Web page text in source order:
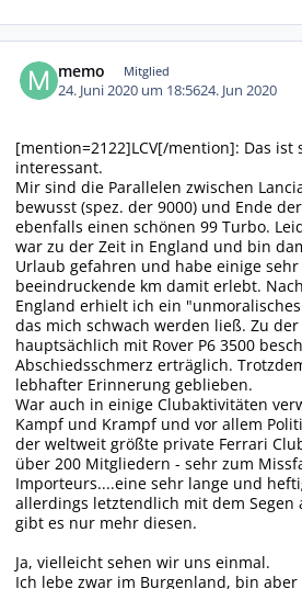
memo Mitglied
24. Juni 2020 um 18:5624. Jun 2020
[mention=2122]LCV[/mention]: Das
interessant.
Mir sind die Parallelen zwischen
bewusst (spez. der 9000) und Ende
ebenfalls einen schönen 99 Turbo.
war zu der Zeit in England und bin
Urlaub gefahren und habe einige
beeindruckende km damit erlebt.
England erhielt ich ein
das mich schwach werden ließ. Zu
hauptsächlich mit Rover P6 3500
Abschiedsschmerz erträglich.
lebhafter Erinnerung geblieben.
War auch in einige Clubaktivitäten
Kampf und Krampf und vor allem
der weltweit größte private Ferrari
über 200 Mitgliedern - sehr zum
Importeurs....eine sehr lange und
allerdings letztendlich mit dem Segen
gibt es nur mehr diesen.
Ja, vielleicht sehen wir uns einmal.
Ich lebe zwar im Burgenland, bin aber